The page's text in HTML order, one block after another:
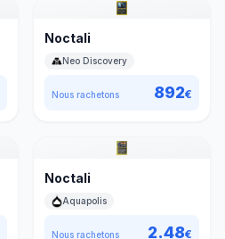
Noctali
Neo Discovery
Nous rachetons 892€
Noctali
Aquapolis
Nous rachetons 2.48€